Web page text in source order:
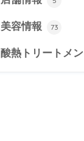
美容情報 73
酸熱トリートメン